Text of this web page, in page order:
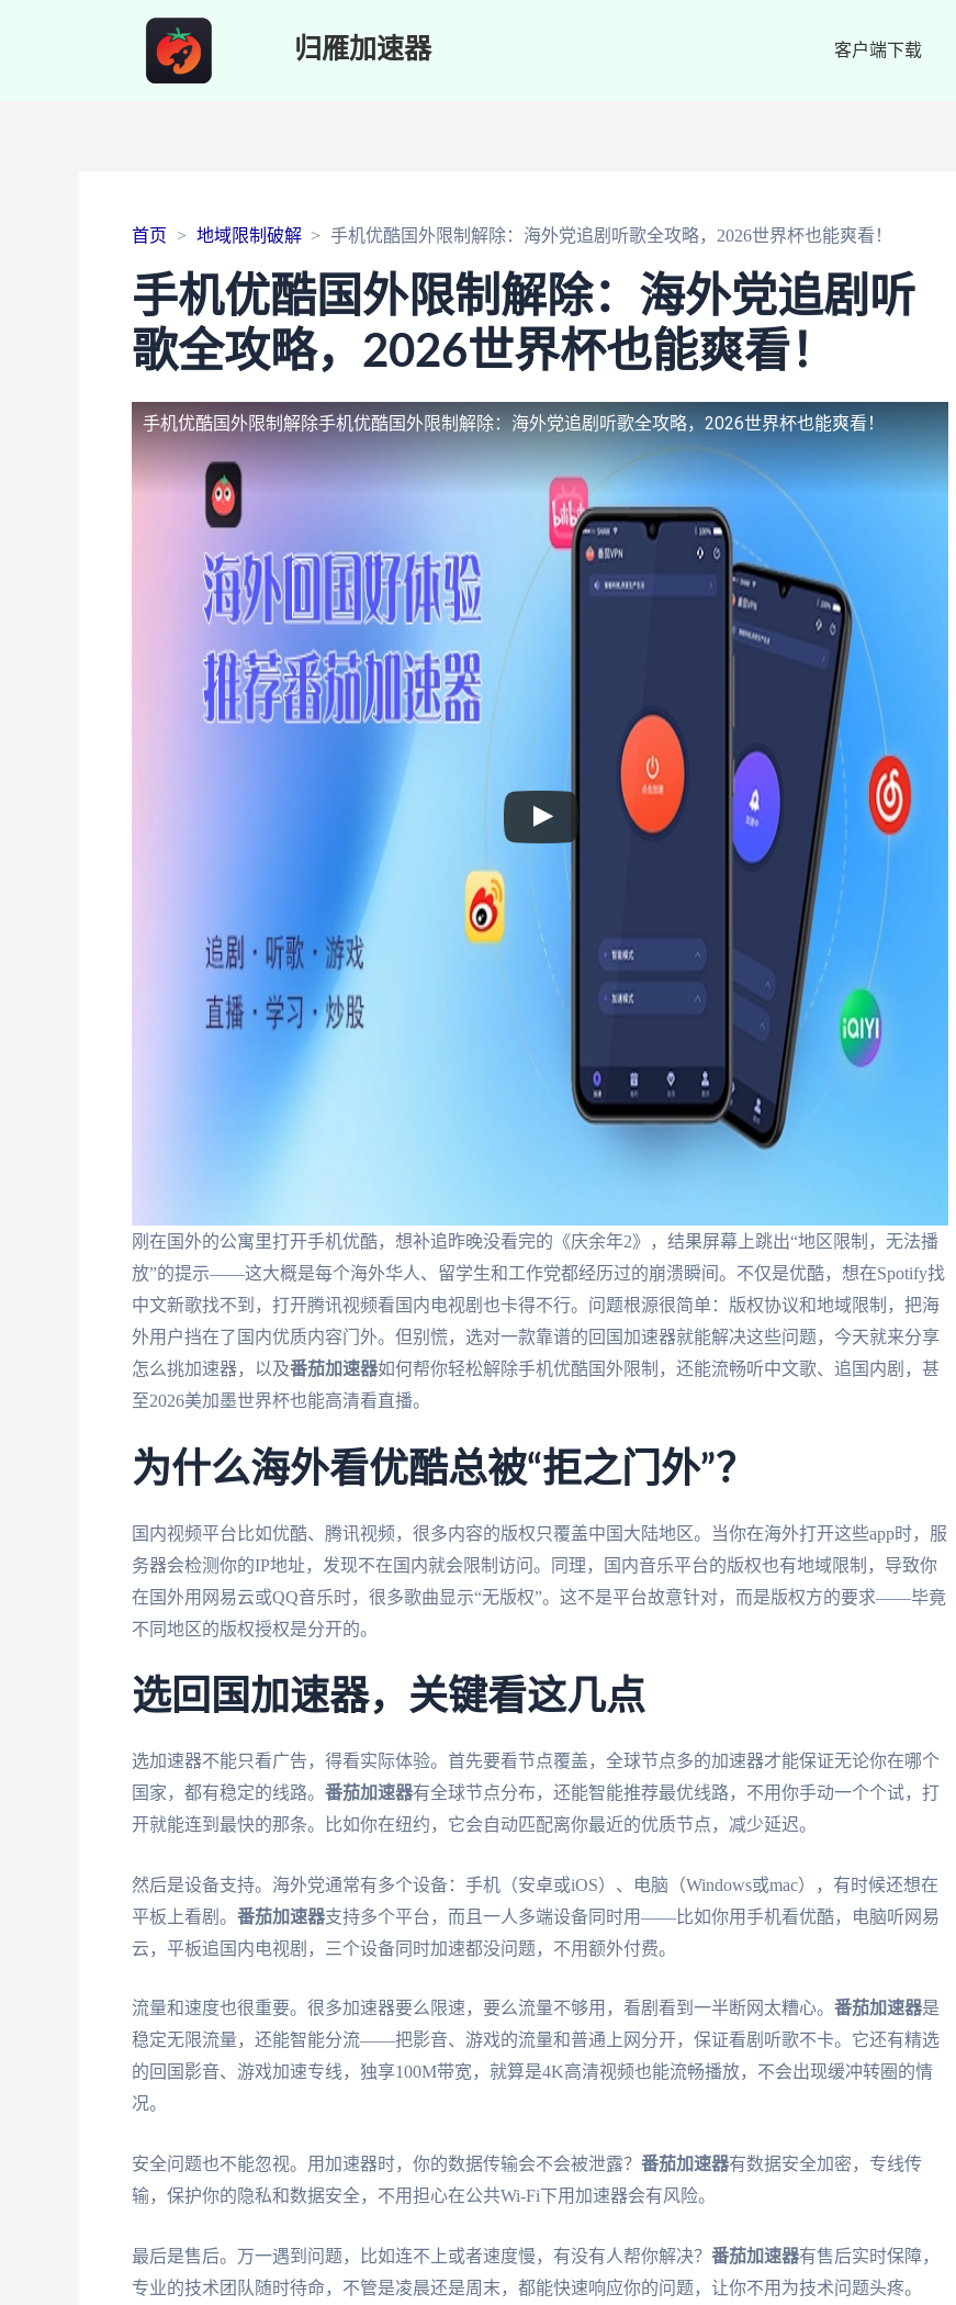
归雁加速器 客户端下载
首页 地域限制破解 手机优酷国外限制解除：海外党追剧听歌全攻略，2026世界杯也能爽看！
手机优酷国外限制解除：海外党追剧听
歌全攻略，2026世界杯也能爽看！
手机优酷国外限制解除手机优酷国外限制解除：海外党追剧听歌全攻略，2026世界杯也能爽看！
刚在国外的公寓里打开手机优酷，想补追昨晚没看完的《庆余年2》，结果屏幕上跳出“地区限制，无法播
放”的提示——这大概是每个海外华人、留学生和工作党都经历过的崩溃瞬间。不仅是优酷，想在Spotify找
中文新歌找不到，打开腾讯视频看国内电视剧也卡得不行。问题根源很简单：版权协议和地域限制，把海
外用户挡在了国内优质内容门外。但别慌，选对一款靠谱的回国加速器就能解决这些问题，今天就来分享
怎么挑加速器，以及番茄加速器如何帮你轻松解除手机优酷国外限制，还能流畅听中文歌、追国内剧，甚
至2026美加墨世界杯也能高清看直播。
为什么海外看优酷总被“拒之门外”？
国内视频平台比如优酷、腾讯视频，很多内容的版权只覆盖中国大陆地区。当你在海外打开这些app时，服
务器会检测你的IP地址，发现不在国内就会限制访问。同理，国内音乐平台的版权也有地域限制，导致你
在国外用网易云或QQ音乐时，很多歌曲显示“无版权”。这不是平台故意针对，而是版权方的要求——毕竟
不同地区的版权授权是分开的。
选回国加速器，关键看这几点
选加速器不能只看广告，得看实际体验。首先要看节点覆盖，全球节点多的加速器才能保证无论你在哪个
国家，都有稳定的线路。 番茄加速器有全球节点分布，还能智能推荐最优线路，不用你手动一个个试，打
开就能连到最快的那条。比如你在纽约，它会自动匹配离你最近的优质节点，减少延迟。
然后是设备支持。海外党通常有多个设备：手机（安卓或iOS）、电脑（Windows或mac），有时候还想在
平板上看剧。 番茄加速器支持多个平台，而且一人多端设备同时用——比如你用手机看优酷，电脑听网易
云，平板追国内电视剧，三个设备同时加速都没问题，不用额外付费。
流量和速度也很重要。很多加速器要么限速，要么流量不够用，看剧看到一半断网太糟心。 番茄加速器是
稳定无限流量，还能智能分流——把影音、游戏的流量和普通上网分开，保证看剧听歌不卡。它还有精选
的回国影音、游戏加速专线，独享100M带宽，就算是4K高清视频也能流畅播放，不会出现缓冲转圈的情
况。
安全问题也不能忽视。用加速器时，你的数据传输会不会被泄露？ 番茄加速器有数据安全加密，专线传
输，保护你的隐私和数据安全，不用担心在公共Wi-Fi下用加速器会有风险。
最后是售后。万一遇到问题，比如连不上或者速度慢，有没有人帮你解决？ 番茄加速器有售后实时保障，
专业的技术团队随时待命，不管是凌晨还是周末，都能快速响应你的问题，让你不用为技术问题头疼。